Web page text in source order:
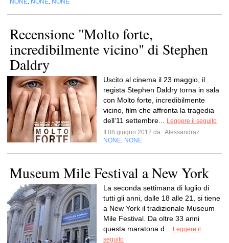
NONE NONE NONE
Recensione "Molto forte,
incredibilmente vicino" di Stephen
Daldry
Uscito al cinema il 23 maggio, il
regista Stephen Daldry torna in sala
con Molto forte, incredibilmente
vicino, film che affronta la tragedia
dell’11 settembre...
Leggere il seguito
Il 08 giugno 2012 da Alessandraz
NONE NONE
Museum Mile Festival a New York
La seconda settimana di luglio di
tutti gli anni, dalle 18 alle 21, si tiene
a New York il tradizionale Museum
Mile Festival. Da oltre 33 anni
questa maratona d...
Leggere il
seguito